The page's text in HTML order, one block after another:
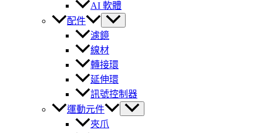
AI 軟體
配件
濾鏡
線材
轉接環
延伸環
訊號控制器
運動元件
夾爪